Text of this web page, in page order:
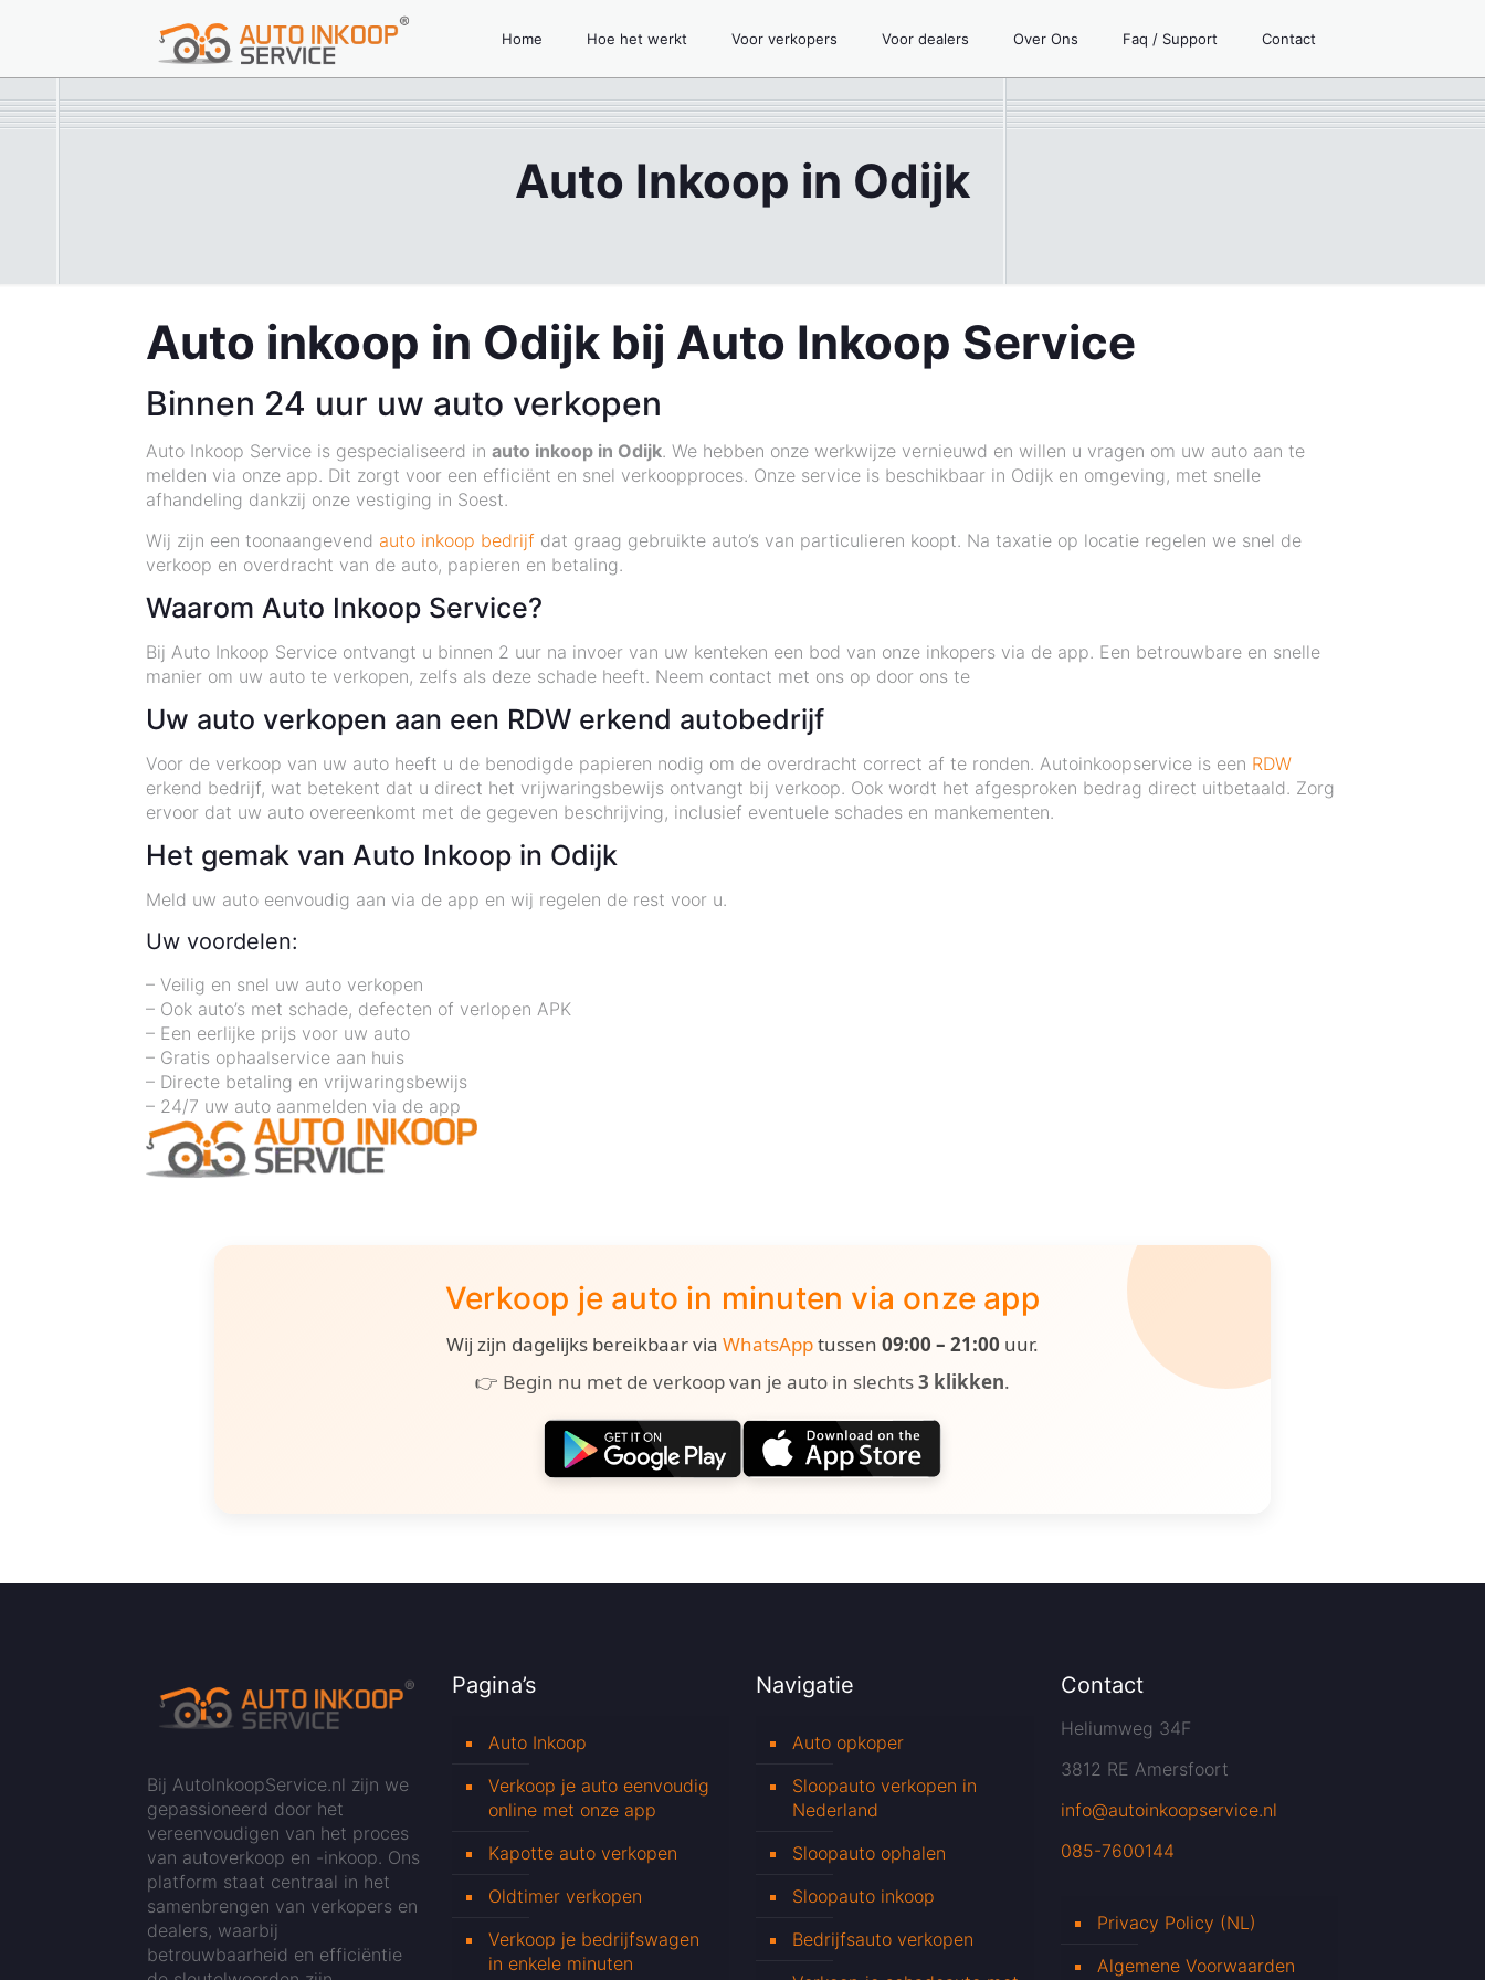
Home Hoe het werkt Voor verkopers Voor dealers Over Ons Faq / Support Contact
Auto Inkoop in Odijk
Auto inkoop in Odijk bij Auto Inkoop Service
Binnen 24 uur uw auto verkopen
Auto Inkoop Service is gespecialiseerd inauto inkoop in Odijk. We hebben onze werkwijze vernieuwd en willen u vragen om uw auto aan te
melden via onze app. Dit zorgt voor een efficiënt en snel verkoopproces. Onze service is beschikbaar in Odijk en omgeving, met snelle
afhandeling dankzij onze vestiging in Soest.
Wij zijn een toonaangevend auto inkoop bedrijf dat graag gebruikte auto’s van particulieren koopt. Na taxatie op locatie regelen we snel de
verkoop en overdracht van de auto, papieren en betaling.
Waarom Auto Inkoop Service?
Bij Auto Inkoop Service ontvangt u binnen 2 uur na invoer van uw kenteken een bod van onze inkopers via de app. Een betrouwbare en snelle
manier om uw auto te verkopen, zelfs als deze schade heeft. Neem contact met ons op door ons te
Uw auto verkopen aan een RDW erkend autobedrijf
Voor de verkoop van uw auto heeft u de benodigde papieren nodig om de overdracht correct af te ronden. Autoinkoopservice is een RDW
erkend bedrijf, wat betekent dat u direct het vrijwaringsbewijs ontvangt bij verkoop. Ook wordt het afgesproken bedrag direct uitbetaald. Zorg
ervoor dat uw auto overeenkomt met de gegeven beschrijving, inclusief eventuele schades en mankementen.
Het gemak van Auto Inkoop in Odijk
Meld uw auto eenvoudig aan via de app en wij regelen de rest voor u.
Uw voordelen:
– Veilig en snel uw auto verkopen
– Ook auto’s met schade, defecten of verlopen APK
– Een eerlijke prijs voor uw auto
– Gratis ophaalservice aan huis
– Directe betaling en vrijwaringsbewijs
– 24/7 uw auto aanmelden via de app
Verkoop je auto in minuten via onze app
Wij zijn dagelijks bereikbaar via WhatsApptussen 09:00 – 21:00 uur.
👉 Begin nu met de verkoop van je auto in slechts3 klikken.
Bij AutoInkoopService.nl zijn we
gepassioneerd door het
vereenvoudigen van het proces
van autoverkoop en -inkoop. Ons
platform staat centraal in het
samenbrengen van verkopers en
dealers, waarbij
betrouwbaarheid en efficiëntie
Pagina’s
Auto Inkoop
Verkoop je auto eenvoudig
online met onze app
Kapotte auto verkopen
Oldtimer verkopen
Verkoop je bedrijfswagen
in enkele minuten
Navigatie
Auto opkoper
Sloopauto verkopen in
Nederland
Sloopauto ophalen
Sloopauto inkoop
Bedrijfsauto verkopen
Contact
Heliumweg 34F
3812 RE Amersfoort
info@autoinkoopservice.nl
085-7600144
Privacy Policy (NL)
Algemene Voorwaarden